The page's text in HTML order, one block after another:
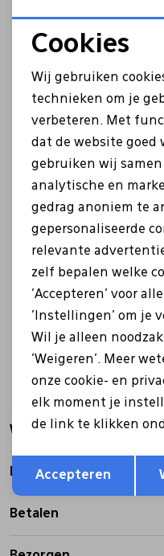
Leersoort:
Voering:
Materiaal:
Hardware Kleur:
Inclusief:
Laptop afmeting:
Volume in liters:
Uitneembare
Winkelvoorraad
Kenmerken
Betalen
Noodzakelijke
Analytische
Marketing cookies
Terug
Cookies
Wij gebruiken
technieken om je
verbeteren. Met
dat de website goed
gebruiken wij
analytische en
gedrag anoniem te
gepersonaliseerde
relevante
zelf bepalen welke
'Accepteren' voor
'Instellingen' om je
Wil je alleen
'Weigeren'. Meer
onze cookie- en
elk moment je
de link te klikken
Accepteren